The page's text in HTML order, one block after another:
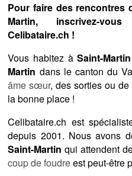
Pour faire des rencontres
Martin, inscrivez-
Celibataire.ch !
Vous habitez àSaint-Martin
Martin dans le canton du
âme sœur, des sorties ou
la bonne place !
Celibataire.ch est
depuis 2001. Nous avons
Saint-Martin qui attendent
coup de foudreest peut-être